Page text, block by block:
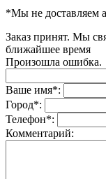
*Мы не доставляем
Заказ принят. Мы
ближайшее время
Произошла ошибка.
Ваше имя*:
Город*:
Телефон*:
Комментарий: